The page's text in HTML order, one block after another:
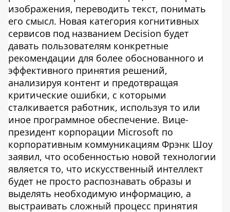
изображения, переводить текст, понимать
его смысл. Новая категория когнитивных
сервисов под названием Decision будет
давать пользователям конкретные
рекомендации для более обоснованного и
эффективного принятия решений,
анализируя контент и предотвращая
критические ошибки, с которыми
сталкивается работник, используя то или
иное программное обеспечение. Вице-
президент корпорации Microsoft по
корпоративным коммуникациям Фрэнк Шоу
заявил, что особенностью новой технологии
является то, что искусственный интеллект
будет не просто распознавать образы и
выделять необходимую информацию, а
выстраивать сложный процесс принятия